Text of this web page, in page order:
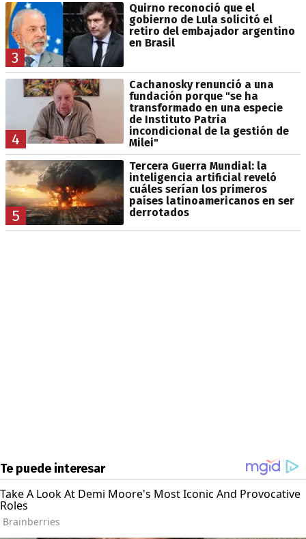
3
Quirno reconoció que el
gobierno de Lula solicitó el
retiro del embajador argentino
en Brasil
4
Cachanosky renunció a una
fundación porque "se ha
transformado en una especie
de Instituto Patria
incondicional de la gestión de
Milei"
5
Tercera Guerra Mundial: la
inteligencia artificial reveló
cuáles serían los primeros
países latinoamericanos en ser
derrotados